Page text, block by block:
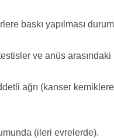
baskı yapılması
ve anüs arasındaki
ağrı (kanser
(ileri evrelerde).